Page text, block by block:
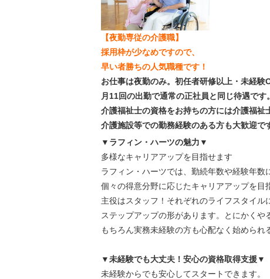
【夜勤専従の介護職】
採用枠が少なめですので、
早い者勝ちの人気職種です！
お仕事は夜勤のみ。初任者研修以上・未経験
月11回の出勤で通常の正社員と同じ待遇です。
介護福祉士の資格をお持ちの方には介護福祉
介護施設等での勤務経験のある方も大歓迎で
▼ラフィン・ハーツの魅力▼
多様なキャリアアップを目指せます
ラフィン・ハーツでは、勤続年数や経験年数
個々の得意分野に応じたキャリアアップを目
主役はスタッフ！それぞれのライフスタイル
ステップアップの形があります。とにかくや
もちろん実務未経験の方も心配なく始められ
▼未経験でも大丈夫！安心の資格取得支援▼
未経験からでも安心してスタートできます。